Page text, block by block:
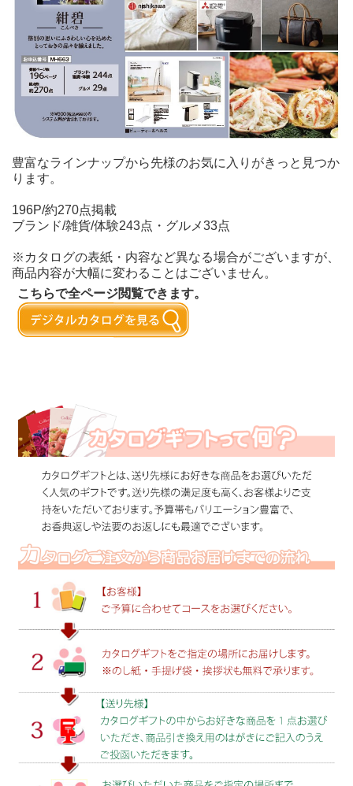
豊富なラインナップから先様のお気に入りがきっと見つか
ります。
196P/約270点掲載
ブランド/雑貨/体験243点・グルメ33点
※カタログの表紙・内容など異なる場合がございますが、
商品内容が大幅に変わることはございません。
こちらで全ページ閲覧できます。